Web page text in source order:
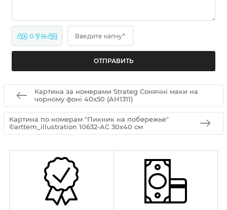
40 + ? = 42 Введите капчу*
Картина за номерами Strateg Сонячні маки на
чорному фоні 40х50 (AH1311)
Картина по номерам "Пикник на побережье"
©arttem_illustration 10632-AC 30х40 см